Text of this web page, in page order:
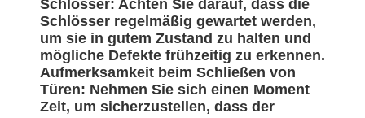
Schlösser: Achten Sie darauf, dass die
Schlösser regelmäßig gewartet werden,
um sie in gutem Zustand zu halten und
mögliche Defekte frühzeitig zu erkennen.
Aufmerksamkeit beim Schließen von
Türen: Nehmen Sie sich einen Moment
Zeit, um sicherzustellen, dass der